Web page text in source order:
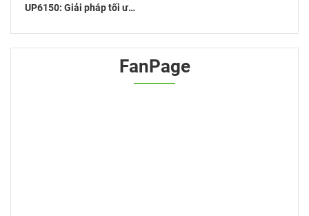
UP6150: Giải pháp tối ưu
FanPage